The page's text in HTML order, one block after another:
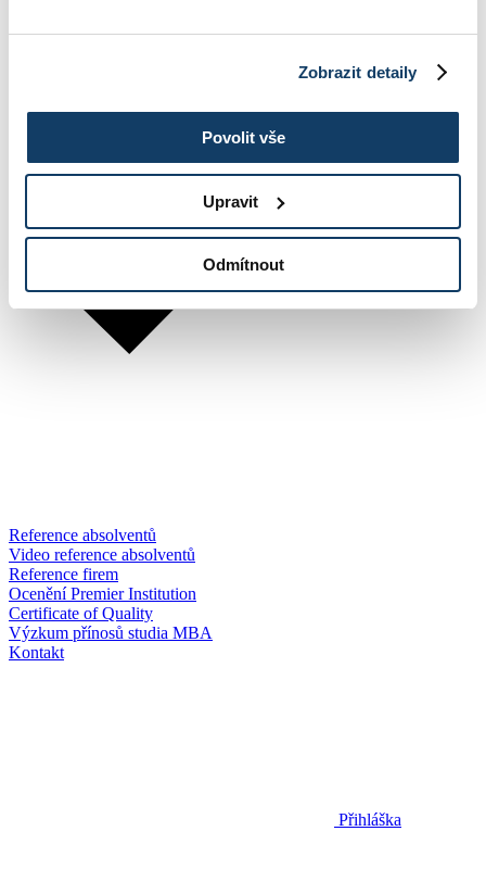
Zobrazit detaily
Povolit vše
Upravit
Odmítnout
Reference absolventů
Video reference absolventů
Reference firem
Ocenění Premier Institution
Certificate of Quality
Výzkum přínosů studia MBA
Kontakt
Přihláška